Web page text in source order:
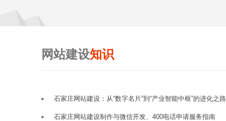
网站建设知识
石家庄网站建设：从“数字名片”到“产业智能中枢”的进化之路
石家庄网站建设制作与微信开发、400电话申请服务指南